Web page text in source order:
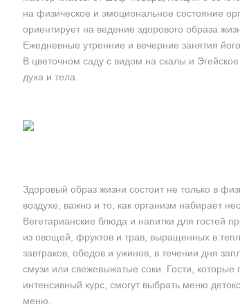
на физическое и эмоциональное состояние
ориентирует на ведение здорового образа
Ежедневные утренние и вечерние занятия
В цветочном саду с видом на скалы и
духа и тела.
Здоровый образ жизни состоит не только в
воздухе, важно и то, как организм набирает
Вегетарианские блюда и напитки для гостей
из овощей, фруктов и трав, выращенных в
завтраков, обедов и ужинов, в течении дня
смузи или свежевыжатые соки. Гости,
интенсивный курс, смогут выбрать меню
меню.